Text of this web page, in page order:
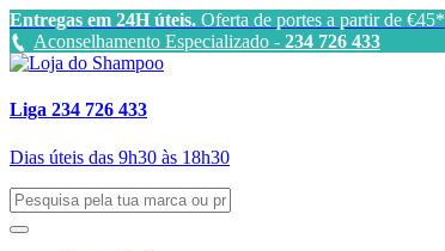
Entregas em 24H úteis. Oferta de portes a partir de €45*
Aconselhamento Especializado - 234 726 433
Liga 234 726 433
Dias úteis das 9h30 às 18h30